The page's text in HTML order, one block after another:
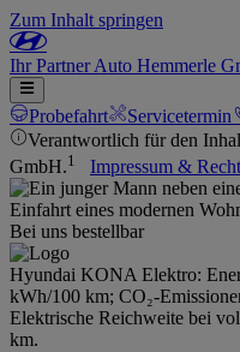
Zum Inhalt springen
IhrPartnerAuto Hemmerle
Probefahrt Servicetermin
Verantwortlich für den
GmbH.1 Impressum &
Bei uns bestellbar
Hyundai KONA Elektro:
kWh/100 km; CO₂-
Elektrische Reichweite bei
km.